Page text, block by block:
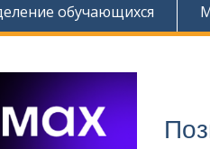
обучающихся